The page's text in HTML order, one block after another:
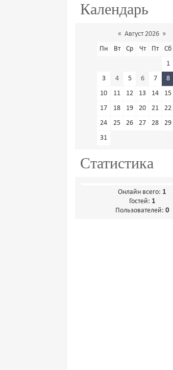
Календарь
« Август 2026 »
Пн
Вт Ср Чт Пт Сб
1
3
4 5 6 7 8
10
11 12 13 14 15
17
18 19 20 21 22
24
25 26 27 28 29
31
Статистика
Онлайн всего: 1
Гостей: 1
Пользователей: 0